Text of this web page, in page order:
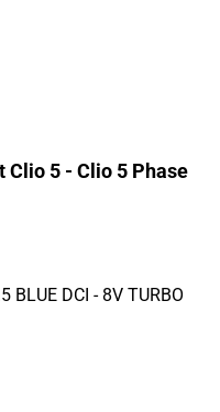
5 - Clio 5 Phase
BLUE DCI - 8V TURBO